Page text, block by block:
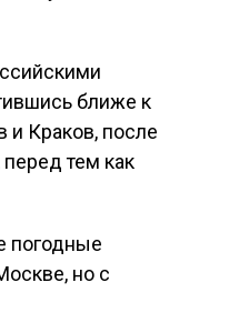
ближе к
и Краков, после
тем как
погодные
но с